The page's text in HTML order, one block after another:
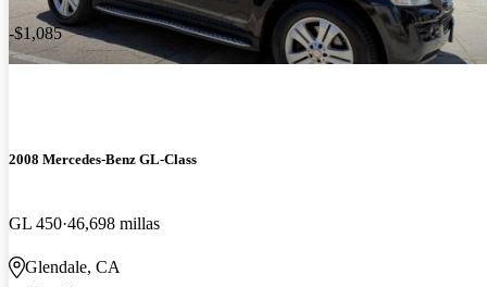
-$1,085
2008 Mercedes-Benz GL-Class
GL 450 46,698 millas
Glendale, CA